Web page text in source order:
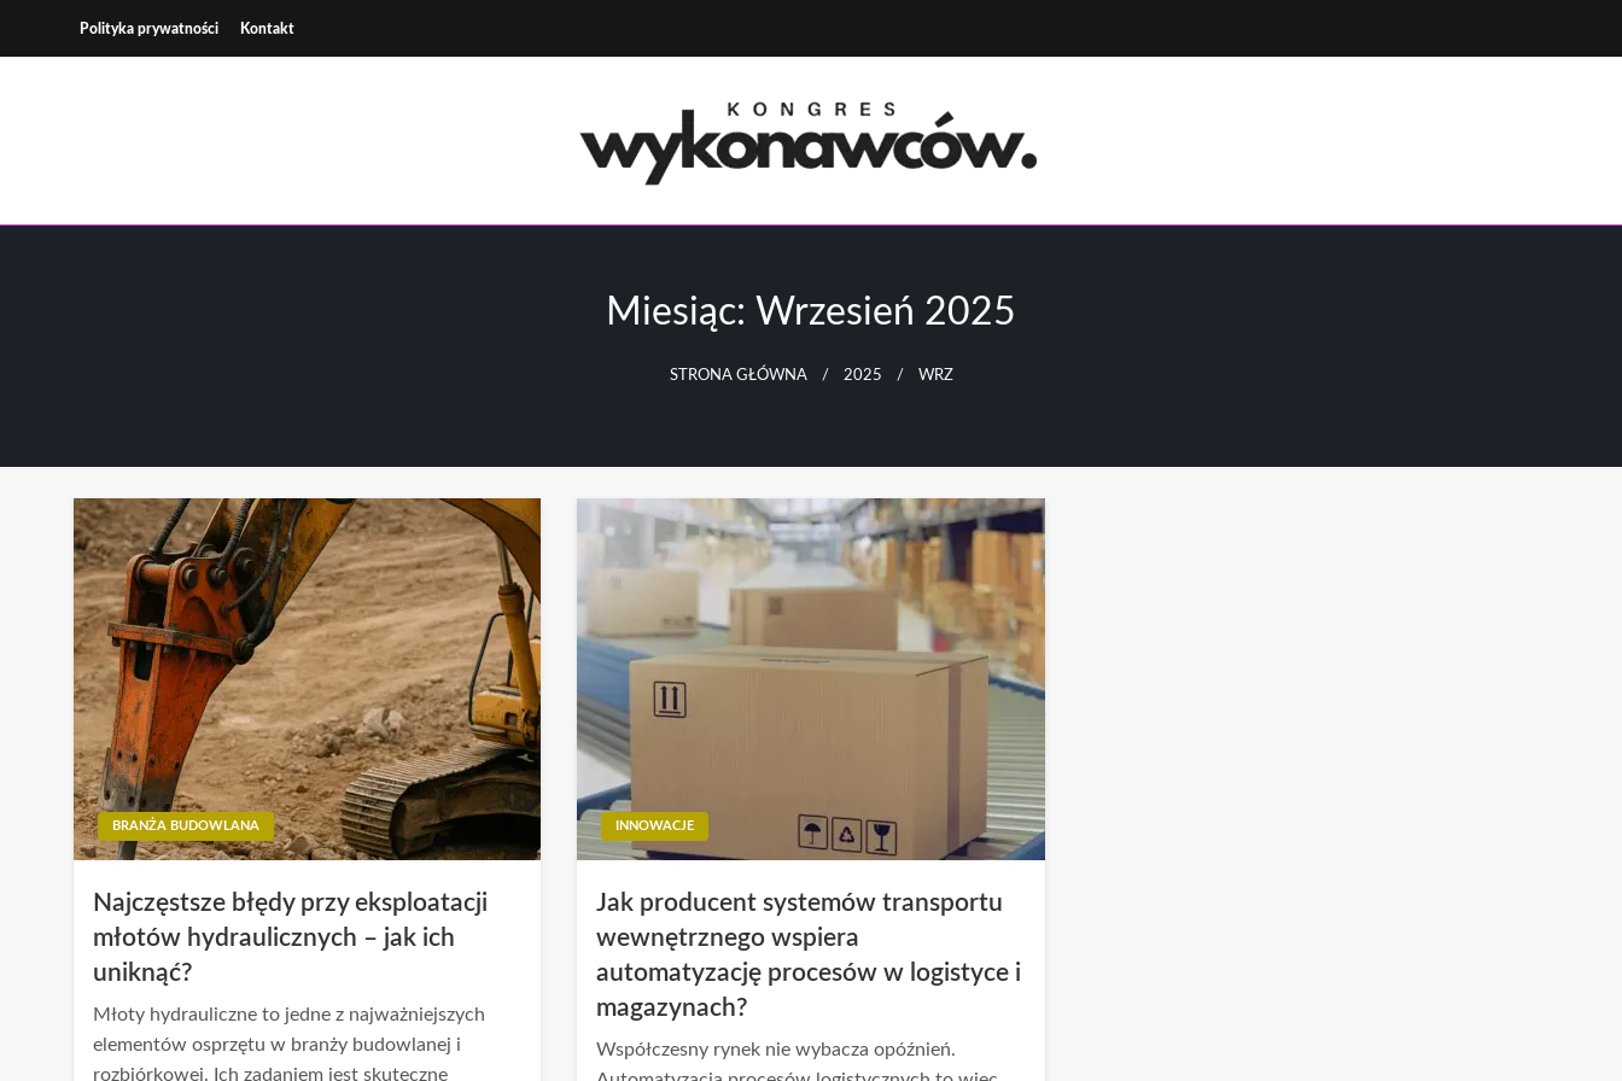
Polityka prywatności Kontakt
Miesiąc: Wrzesień 2025
STRONA GŁÓWNA 2025 WRZ
BRANŻA BUDOWLANA
Najczęstsze błędy przy eksploatacji
młotów hydraulicznych – jak ich
uniknąć?
Młoty hydrauliczne to jedne z najważniejszych
elementów osprzętu w branży budowlanej i
rozbiórkowej. Ich zadaniem jest skuteczne
INNOWACJE
Jak producent systemów transportu
wewnętrznego wspiera
automatyzację procesów w logistyce i
magazynach?
Współczesny rynek nie wybacza opóźnień.